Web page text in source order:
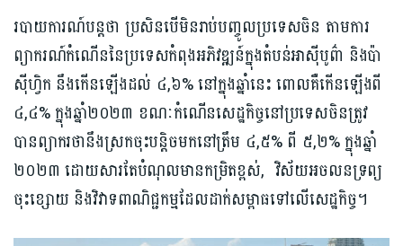
របាយការណ៍បន្តថា ប្រសិនបើ​​មិន​រាប់​បញ្ចូល​​​ប្រទេសចិន តាម​ការ​
ព្យាករណ៍កំណើននៃប្រទេសកំពុងអភិវឌ្ឍន៍ក្នុង​តំបន់​អាស៊ីបូព៌ា និងប៉ា
ស៊ីហ្វិក នឹងកើនឡើងដល់ ៤,៦% នៅ​ក្នុង​ឆ្នាំនេះ ពោលគឺកើនឡើងពី
៤,៤% ក្នុងឆ្នាំ២០២៣ ខណៈកំណើន​សេដ្ឋកិច្ច​នៅ​ប្រទេសចិនត្រូវ
បានព្យាករថានឹងស្រកចុះ​បន្តិចមកនៅ​ត្រឹម​ ៤,៥% ពី ៥,២% ក្នុង​​ឆ្នាំ​
២០២៣ ដោយសារតែ​បំណុលមាន​កម្រិត​ខ្ពស់, ​វិស័យ​អចលនទ្រព្យ
ចុះខ្សោយ និងវិវាទ​​ពាណិជ្ជ​កម្មដែល​ដាក់​សម្ពាធ​ទៅ​លើ​សេដ្ឋ​កិច្ច។